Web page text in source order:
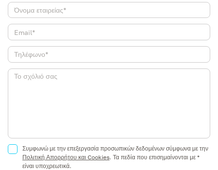
Συμφωνώ με την επεξεργασία προσωπικών δεδομένων σύμφωνα με την
Πολιτική Απορρήτου και Cookies. Τα πεδία που επισημαίνονται με *
είναι υποχρεωτικά.